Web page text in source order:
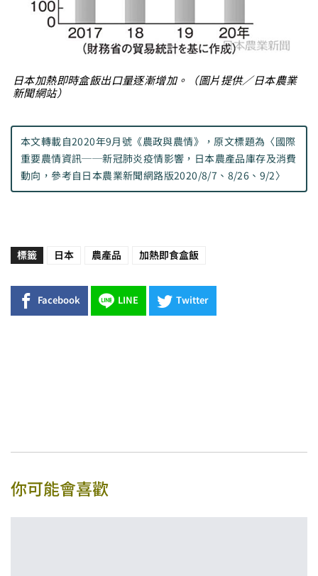
日本加熱即時盒飯出口量逐漸增加。（圖片提供／日本農業
新聞網站）
本文轉載自2020年9月號《農政與農情》，原文標題為〈國際
重要農情資訊──新冠肺炎疫情影響，日本農產品庫存及消費
動向，參考自日本農業新聞網路版2020/8/7、8/26、9/2〉
標籤 日本 農產品 加熱即食盒飯
Facebook LINE Twitter
你可能會喜歡